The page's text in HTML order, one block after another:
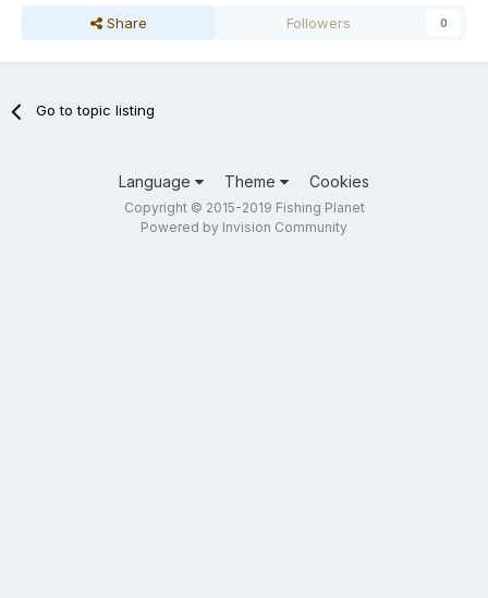
Share Followers 0
Go to topic listing
Language Theme Cookies
Copyright © 2015-2019 Fishing Planet
Powered by Invision Community